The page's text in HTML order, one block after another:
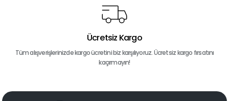
Ücretsiz Kargo
Tüm alışverişlerinizde kargo ücretini biz karşılıyoruz. Ücretsiz kargo fırsatını
kaçırmayın!